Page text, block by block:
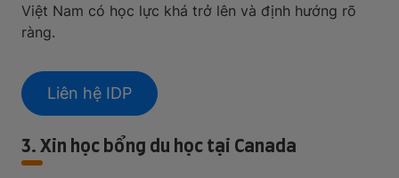
Việt Nam có học lực khá trở lên và định hướng rõ
ràng.
Liên hệ IDP
3. Xin học bổng du học tại Canada